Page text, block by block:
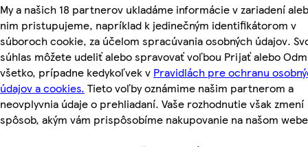
My a našich 18 partnerov ukladáme informácie v zariadení
nim pristupujeme, napríklad k jedinečným identifikátorom v
súboroch cookie, za účelom spracúvania osobných údajov.
súhlas môžete udeliť alebo spravovať voľbou Prijať alebo
všetko, prípadne kedykoľvek v Pravidlách pre ochranu
údajov a cookies. Tieto voľby oznámime našim partnerom a
neovplyvnia údaje o prehliadaní. Vaše rozhodnutie však zmení
spôsob, akým vám prispôsobíme nakupovanie na našom